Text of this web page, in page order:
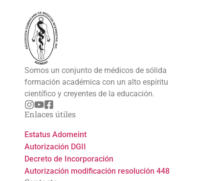
Somos un conjunto de médicos de sólida
formación académica con un alto espíritu
científico y creyentes de la educación.
Enlaces útiles
Estatus Adomeint
Autorización DGII
Decreto de Incorporación
Autorización modificación resolución 448